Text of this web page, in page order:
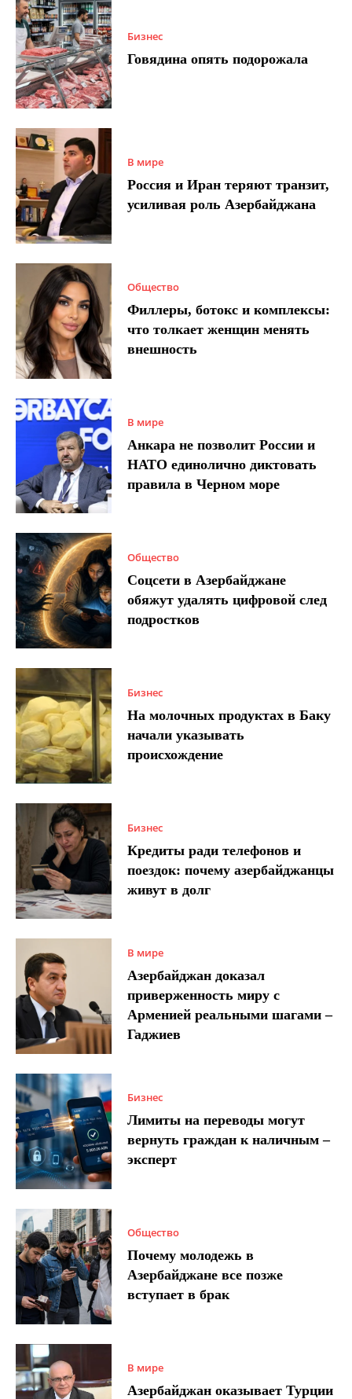
Бизнес
Говядина опять подорожала
В мире
Россия и Иран теряют транзит,
усиливая роль Азербайджана
Общество
Филлеры, ботокс и комплексы:
что толкает женщин менять
внешность
В мире
Анкара не позволит России и
НАТО единолично диктовать
правила в Черном море
Общество
Соцсети в Азербайджане
обяжут удалять цифровой след
подростков
Бизнес
На молочных продуктах в Баку
начали указывать
происхождение
Бизнес
Кредиты ради телефонов и
поездок: почему азербайджанцы
живут в долг
В мире
Азербайджан доказал
приверженность миру с
Арменией реальными шагами –
Гаджиев
Бизнес
Лимиты на переводы могут
вернуть граждан к наличным –
эксперт
Общество
Почему молодежь в
Азербайджане все позже
вступает в брак
В мире
Азербайджан оказывает Турции